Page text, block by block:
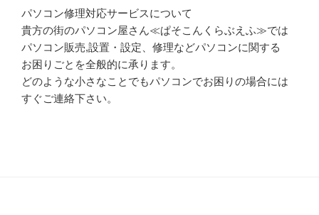
パソコン修理対応サービスについて
貴方の街のパソコン屋さん≪ぱそこんくらぶえふ≫では
パソコン販売,設置・設定、修理などパソコンに関する
お困りごとを全般的に承ります。
どのような小さなことでもパソコンでお困りの場合には
すぐご連絡下さい。